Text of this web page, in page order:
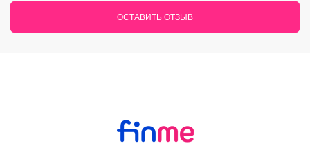
ОСТАВИТЬ ОТЗЫВ